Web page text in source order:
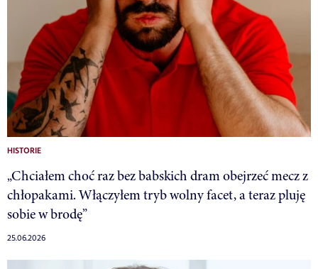
HISTORIE
„Chciałem choć raz bez babskich dram obejrzeć mecz z
chłopakami. Włączyłem tryb wolny facet, a teraz pluję
sobie w brodę”
25.06.2026